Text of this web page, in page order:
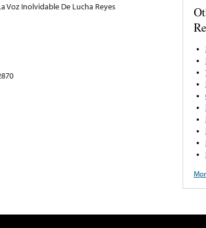
Voz Inolvidable De Lucha Reyes